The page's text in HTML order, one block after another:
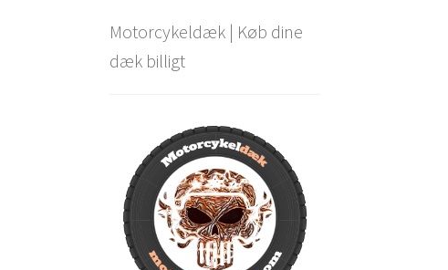
Motorcykeldæk | Køb dine
dæk billigt